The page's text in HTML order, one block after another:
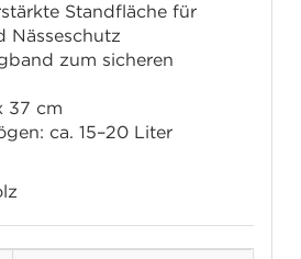
Standfläche für
Nässeschutz
zum sicheren
37 cm
ca. 15–20 Liter